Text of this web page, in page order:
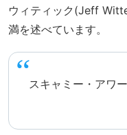
ウィティック(Jeff
満を述べています。
スキャミー・アワ